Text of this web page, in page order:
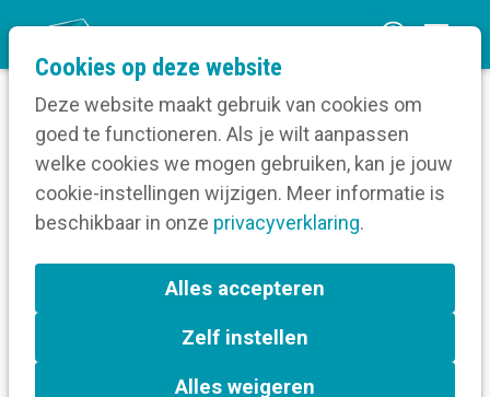
Cookies op deze website
Deze website maakt gebruik van cookies om
goed te functioneren. Als je wilt aanpassen
welke cookies we mogen gebruiken, kan je jouw
cookie-instellingen wijzigen. Meer informatie is
beschikbaar in onze privacyverklaring.
Alles accepteren
Zelf instellen
Alles weigeren
n
m
Home
Blog
Hoe maak je communicatie-afspraken?
Hoe maak je
communicatie-afspraken?